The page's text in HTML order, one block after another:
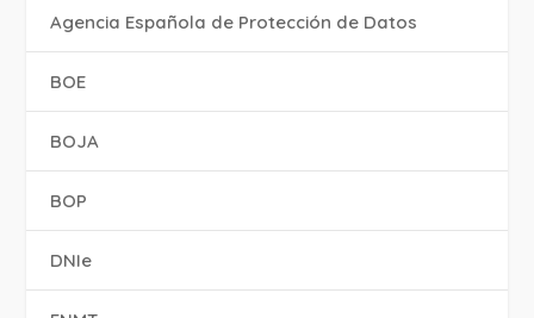
Agencia Española de Protección de Datos
BOE
BOJA
BOP
DNIe